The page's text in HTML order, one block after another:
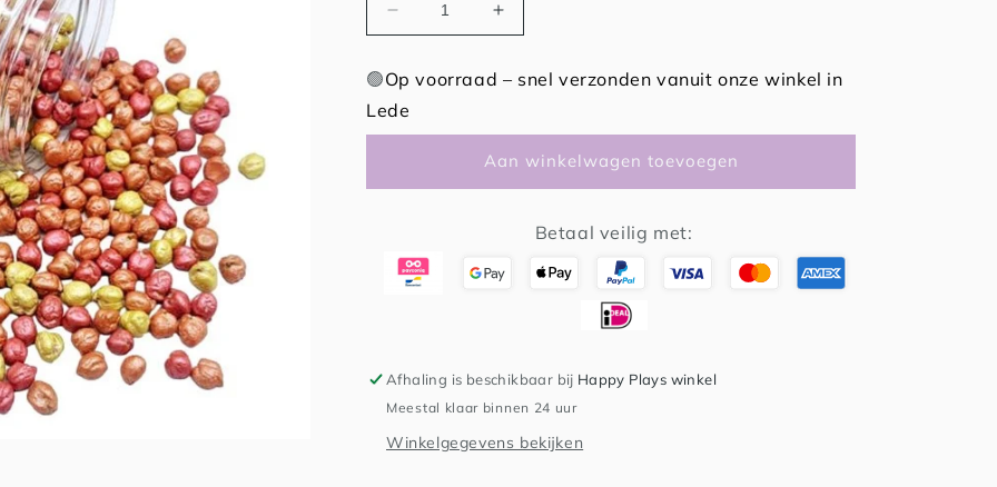
Aantal
verlagen
Speelparels
Vuur
Aantal
verhogen
Speelparels
🟢Op voorraad – snel verzonden vanuit onze winkel in
Lede
Aan winkelwagen toevoegen
Betaal veilig met:
Afhaling is beschikbaar bij Happy Plays winkel
Meestal klaar binnen 24 uur
Winkelgegevens bekijken